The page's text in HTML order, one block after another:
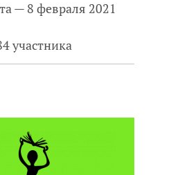
— 8 февраля 2021
участника